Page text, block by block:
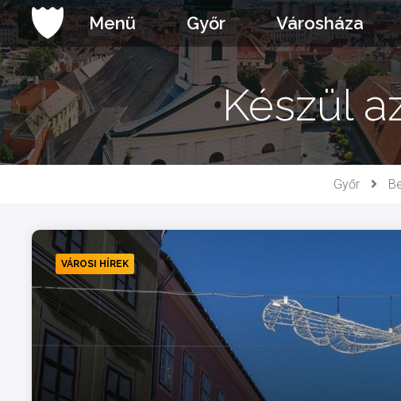
Ugrás
a
tartalomhoz
Menü Győr Városháza
Készül
Győr
VÁROSI HÍREK